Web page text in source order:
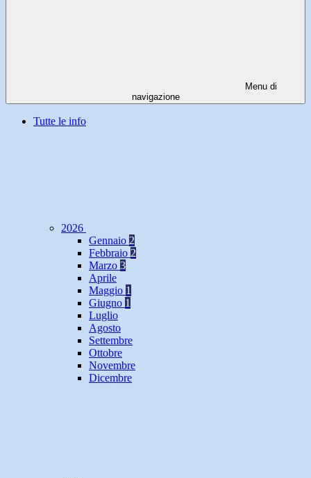
Menu di
navigazione
Tutte le info
2026
Gennaio 2
Febbraio 2
Marzo 3
Aprile
Maggio 1
Giugno 1
Luglio
Agosto
Settembre
Ottobre
Novembre
Dicembre